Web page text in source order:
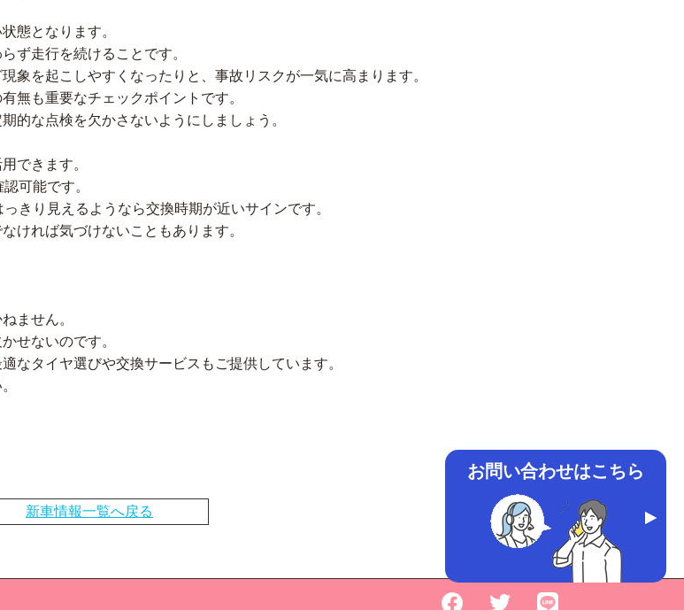
態となります。
ず走行を続けることです。
象を起こしやすくなったりと、事故リスクが一気に高まります。
無も重要なチェックポイントです。
的な点検を欠かさないようにしましょう。
できます。
可能です。
きり見えるようなら交換時期が近いサインです。
ければ気づけないこともあります。
ません。
せないのです。
なタイヤ選びや交換サービスもご提供しています。
新車情報一覧へ戻る
お問い合わせはこちら